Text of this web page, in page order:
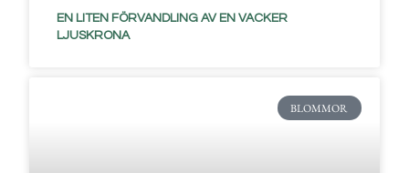
EN LITEN FÖRVANDLING AV EN VACKER
LJUSKRONA
BLOMMOR